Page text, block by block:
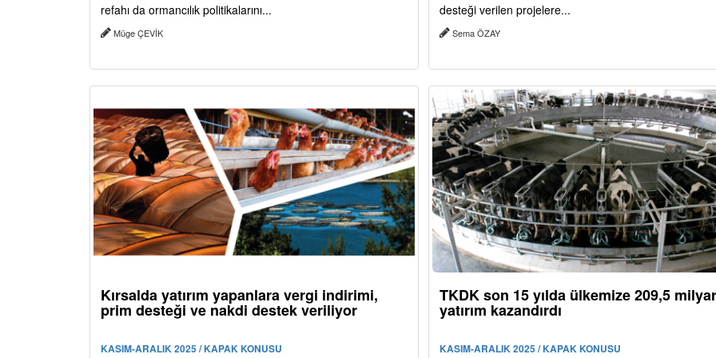
refahı da ormancılık politikalarını...
Müge ÇEVİK
desteği verilen projelere...
Sema ÖZAY
Kırsalda yatırım yapanlara vergi indirimi,
prim desteği ve nakdi destek veriliyor
KASIM-ARALIK 2025 / KAPAK KONUSU
TKDK son 15 yılda ülkemize 209,5
yatırım kazandırdı
KASIM-ARALIK 2025 / KAPAK KONUSU